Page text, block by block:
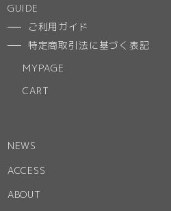
GUIDE
ご利用ガイド
特定商取引法に基づく表記
MYPAGE
CART
NEWS
ACCESS
ABOUT